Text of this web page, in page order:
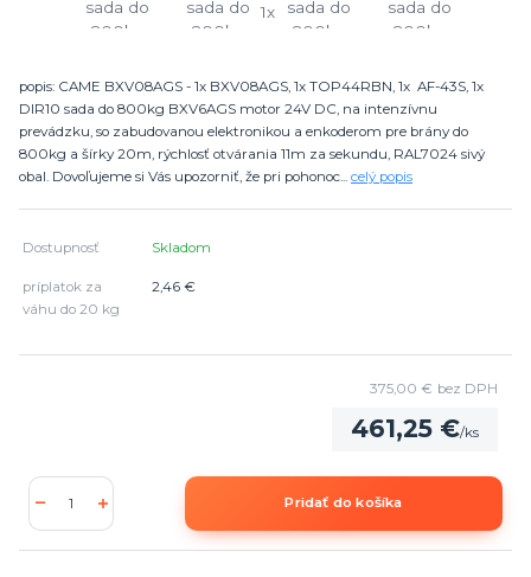
popis: CAME BXV08AGS - 1x BXV08AGS, 1x TOP44RBN, 1x AF-43S, 1x
DIR10 sada do 800kg BXV6AGS motor 24V DC, na intenzívnu
prevádzku, so zabudovanou elektronikou a enkoderom pre brány do
800kg a šírky 20m, rýchlosť otvárania 11m za sekundu, RAL7024 sivý
obal. Dovoľujeme si Vás upozorniť, že pri pohonoc... celý popis
Dostupnosť Skladom
príplatok za
váhu do 20 kg
2,46 €
461,25 €/ks
375,00 € bez DPH
Pridať do košíka